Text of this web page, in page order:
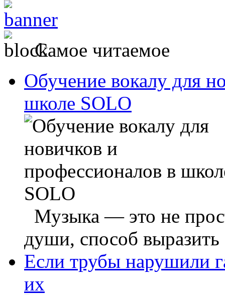
Самое читаемое
Обучение вокалу для
школе SOLO
Музыка — это не
души, способ
Если трубы нарушили
их